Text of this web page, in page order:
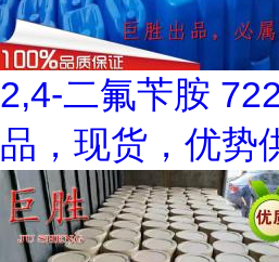
2,4-二氟苄胺
品，现货，优势